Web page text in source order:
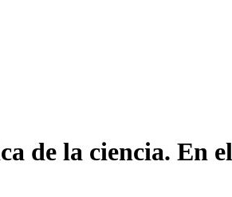
de la ciencia. En